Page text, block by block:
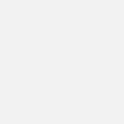
Comment tenir
peinture au
revoir les
Comment être
sans produire
nettoyage des